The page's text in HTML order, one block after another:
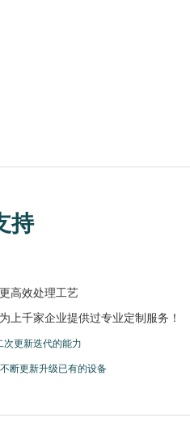
持
高效处理工艺
上千家企业提供过专业定制服务！
次更新迭代的能力
断更新升级已有的设备